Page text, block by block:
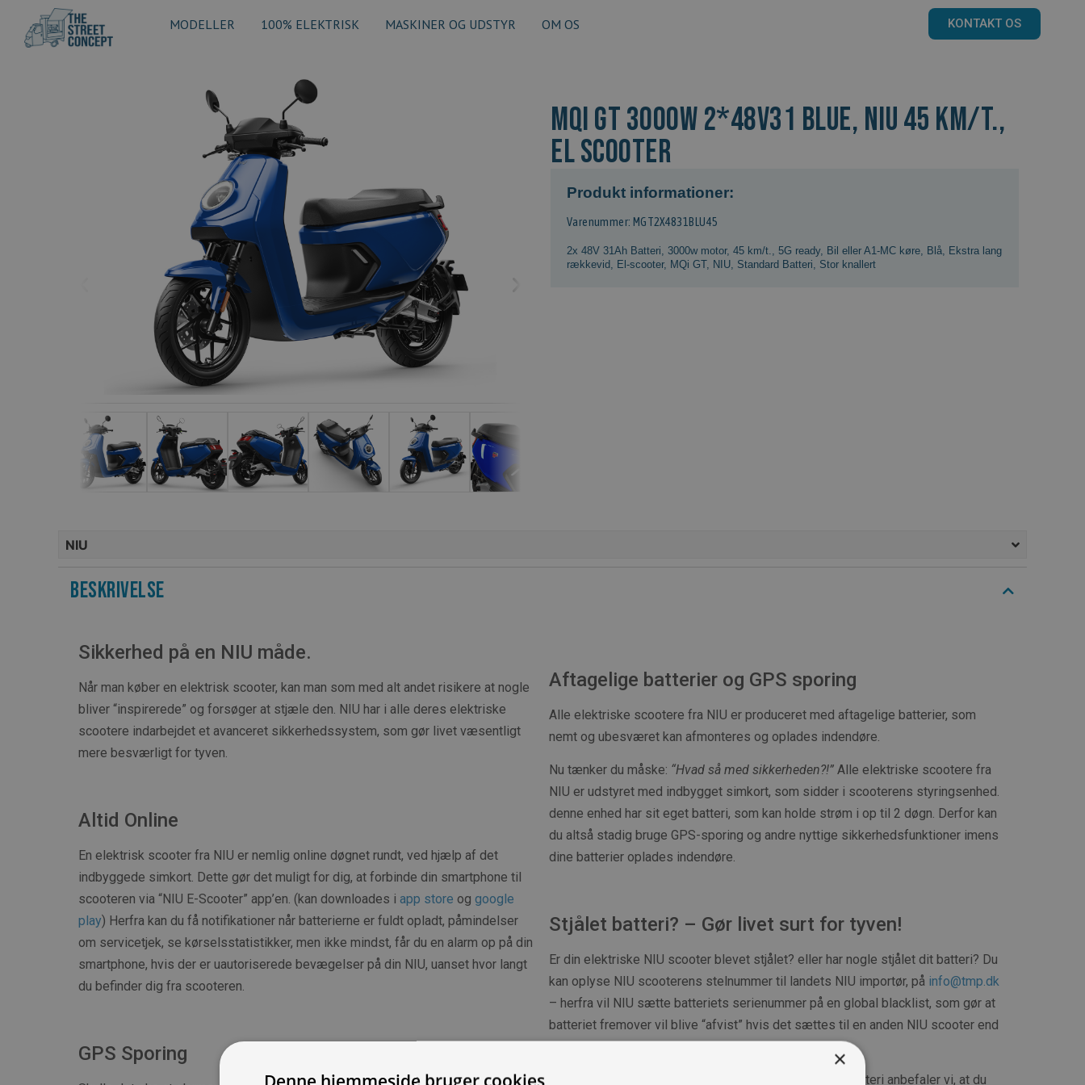
MODELLER 100% ELEKTRISK MASKINER OG UDSTYR OM OS KONTAKT OS
MQi GT 3000w 2*48v31 Blue, NIU 45 km/t.,
El scooter
Produkt informationer:
Varenummer: MGT2X4831BLU45
2x 48V 31Ah Batteri 3000w motor, 45 km/t. 5G ready, Bil eller A1-MC køre Blå
Ekstra lang
rækkevid
El-scooter, MQi GT, NIU Standard Batteri Stor knallert
NIU
Beskrivelse
Sikkerhed på en NIU måde.
Når man køber en elektrisk scooter, kan man som med alt andet risikere at nogle
bliver “inspirerede” og forsøger at stjæle den. NIU har i alle deres elektriske
scootere indarbejdet et avanceret sikkerhedssystem, som gør livet væsentligt
mere besværligt for tyven.
Altid Online
En elektrisk scooter fra NIU er nemlig online døgnet rundt, ved hjælp af det
indbyggede simkort. Dette gør det muligt for dig, at forbinde din smartphone til
scooteren via “NIU E-Scooter” app’en. (kan downloades i app store og google
play) Herfra kan du få notifikationer når batterierne er fuldt opladt, påmindelser
om servicetjek, se kørselsstatistikker, men ikke mindst, får du en alarm op på din
smartphone, hvis der er uautoriserede bevægelser på din NIU, uanset hvor langt
du befinder dig fra scooteren.
GPS Sporing
Aftagelige batterier og GPS sporing
Alle elektriske scootere fra NIU er produceret med aftagelige batterier, som
nemt og ubesværet kan afmonteres og oplades indendøre.
Nu tænker du måske: “Hvad så med sikkerheden?!” Alle elektriske scootere fra
NIU er udstyret med indbygget simkort, som sidder i scooterens styringsenhed.
denne enhed har sit eget batteri, som kan holde strøm i op til 2 døgn. Derfor kan
du altså stadig bruge GPS-sporing og andre nyttige sikkerhedsfunktioner imens
dine batterier oplades indendøre.
Stjålet batteri? – Gør livet surt for tyven!
Er din elektriske NIU scooter blevet stjålet? eller har nogle stjålet dit batteri? Du
kan oplyse NIU scooterens stelnummer til landets NIU importør, på info@tmp.dk
– herfra vil NIU sætte batteriets serienummer på en global blacklist, som gør at
batteriet fremover vil blive “afvist” hvis det sættes til en anden NIU scooter end
den scooter som batteriet blev leveret med.
Hvis du skulle overveje at købe et nyt, eller et ekstra batteri anbefaler vi, at du
×
Denne hjemmeside bruger cookies